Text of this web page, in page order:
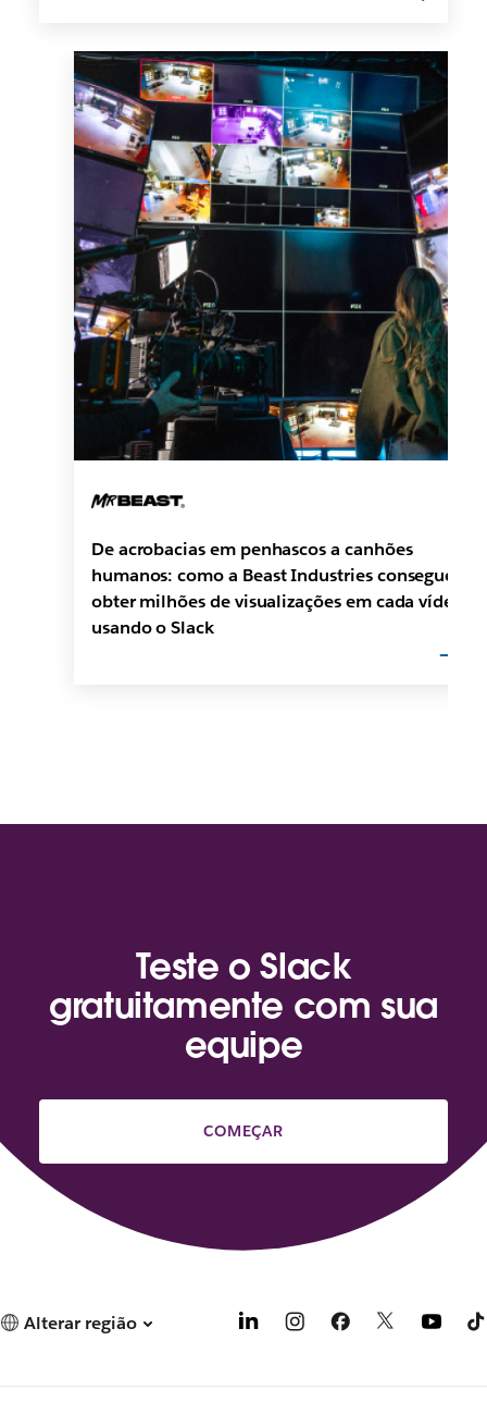
De acrobacias em penhascos a canhões
humanos: como a Beast Industries consegue
obter milhões de visualizações em cada vídeo
usando o Slack
Teste o Slack
gratuitamente com sua
equipe
COMEÇAR
Alterar região